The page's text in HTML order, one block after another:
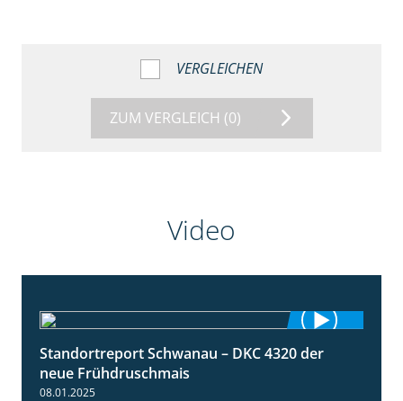
VERGLEICHEN
ZUM VERGLEICH (0)
Video
1:25
Standortreport Schwanau – DKC 4320 der
neue Frühdruschmais
08.01.2025